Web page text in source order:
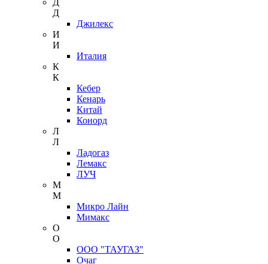
Д
Д
Джилекс
И
И
Италия
К
К
Кебер
Кенарь
Китай
Конорд
Л
Л
Ладогаз
Лемакс
ЛУЧ
М
М
Микро Лайн
Мимакс
О
О
ООО "ТАУГАЗ"
Очаг